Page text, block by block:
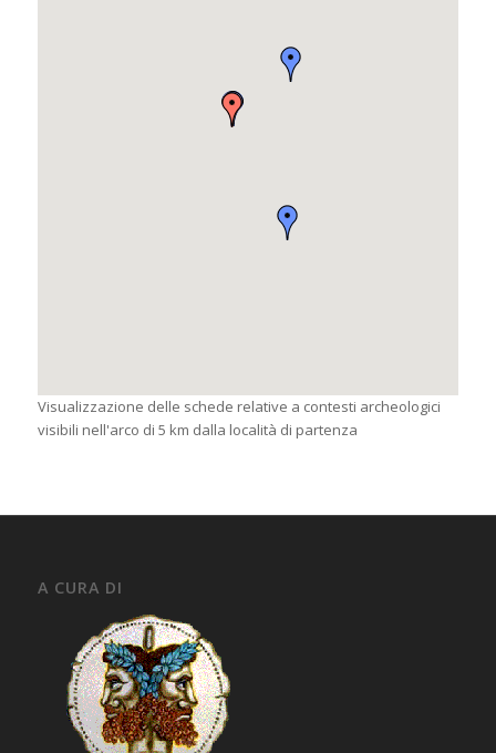
Visualizzazione delle schede relative a contesti archeologici
visibili nell'arco di 5 km dalla località di partenza
A CURA DI